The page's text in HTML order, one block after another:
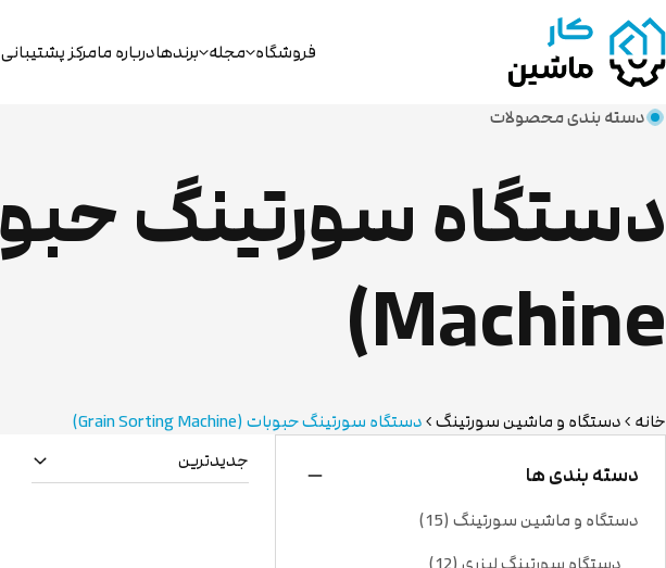
فروشگاه مجله برندهادرباره مامرکز پشتیبانی
دسته بندی محصولات
Machine)
خانه دستگاه و ماشین سورتینگ دستگاه سورتینگ حبوبات (Grain Sorting Machine)
دسته بندی ها
دستگاه و ماشین سورتینگ (15)
جدیدترین